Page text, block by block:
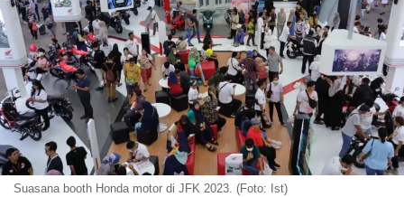
Suasana booth Honda motor di JFK 2023. (Foto: Ist)